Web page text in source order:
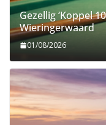
Gezellig ‘Koppel
Wieringerwaard
01/08/2026